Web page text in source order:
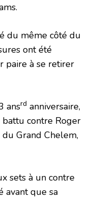
du même côté du
ont été
paire à se retirer
ansrd anniversaire,
battu contre Roger
Grand Chelem,
sets à un contre
avant que sa